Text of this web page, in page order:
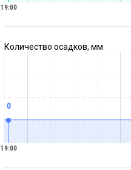
19:00
Количество осадков, мм
0
19:00